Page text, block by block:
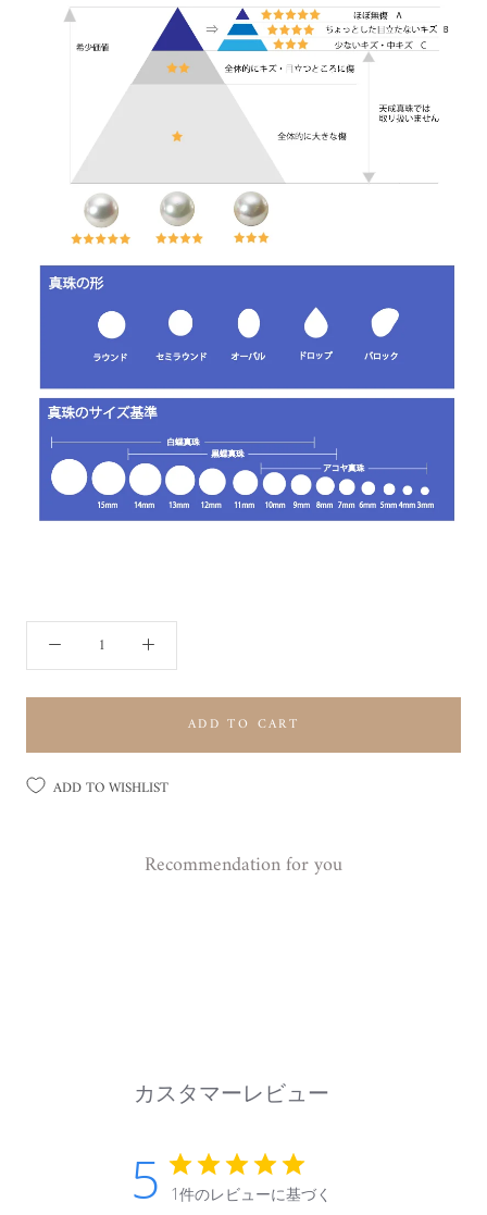
ADD TO CART
ADD TO WISHLIST
Recommendation for you
カスタマーレビュー
5 1件のレビューに基づく